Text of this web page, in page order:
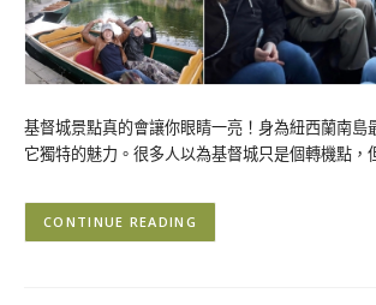
基督城景點真的會讓你眼睛一亮！身為紐西蘭南島
它獨特的魅力。很多人以為基督城只是個轉機點，
CONTINUE READING